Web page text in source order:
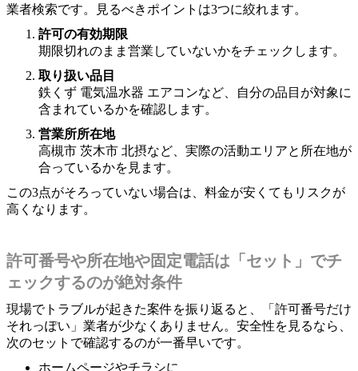
業者検索です。見るべきポイントは3つに絞れます。
許可の有効期限
期限切れのまま営業していないかをチェックします。
取り扱い品目
鉄くず 電気温水器 エアコンなど、自分の品目が対象に
含まれているかを確認します。
営業所所在地
高槻市 茨木市 北摂など、実際の活動エリアと所在地が
合っているかを見ます。
この3点がそろっていない場合は、料金が安くてもリスクが
高くなります。
許可番号や所在地や固定電話は「セット」でチ
ェックするのが絶対条件
現場でトラブルが起きた案件を振り返ると、「許可番号だけ
それっぽい」業者が少なくありません。安全性を見るなら、
次のセットで確認するのが一番早いです。
ホームページやチラシに